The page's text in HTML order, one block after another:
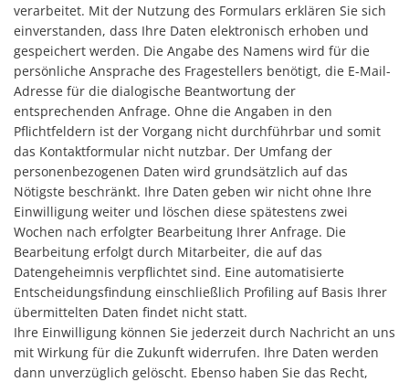
verarbeitet. Mit der Nutzung des Formulars erklären Sie sich
einverstanden, dass Ihre Daten elektronisch erhoben und
gespeichert werden. Die Angabe des Namens wird für die
persönliche Ansprache des Fragestellers benötigt, die E-Mail-
Adresse für die dialogische Beantwortung der
entsprechenden Anfrage. Ohne die Angaben in den
Pflichtfeldern ist der Vorgang nicht durchführbar und somit
das Kontaktformular nicht nutzbar. Der Umfang der
personenbezogenen Daten wird grundsätzlich auf das
Nötigste beschränkt. Ihre Daten geben wir nicht ohne Ihre
Einwilligung weiter und löschen diese spätestens zwei
Wochen nach erfolgter Bearbeitung Ihrer Anfrage. Die
Bearbeitung erfolgt durch Mitarbeiter, die auf das
Datengeheimnis verpflichtet sind. Eine automatisierte
Entscheidungsfindung einschließlich Profiling auf Basis Ihrer
übermittelten Daten findet nicht statt.
Ihre Einwilligung können Sie jederzeit durch Nachricht an uns
mit Wirkung für die Zukunft widerrufen. Ihre Daten werden
dann unverzüglich gelöscht. Ebenso haben Sie das Recht,